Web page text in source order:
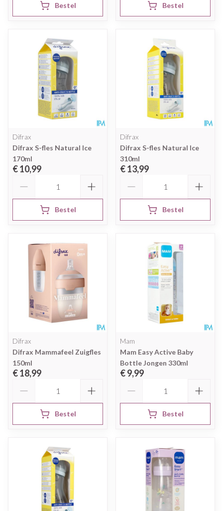
Bestel Bestel
Difrax
Difrax S-fles Natural Ice
170ml
€ 10,99
Bestel
Difrax
Difrax S-fles Natural Ice
310ml
€ 13,99
Bestel
Difrax
Difrax Mammafeel Zuigfles
150ml
€ 18,99
Bestel
Mam
Mam Easy Active Baby
Bottle Jongen 330ml
€ 9,99
Bestel